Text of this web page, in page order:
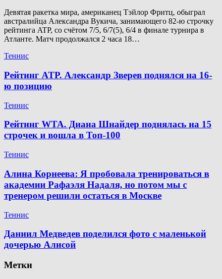
Девятая ракетка мира, американец Тэйлор Фритц, обыграл
австралийца Александра Вукича, занимающего 82-ю строчку
рейтинга ATP, со счётом 7/5, 6/7(5), 6/4 в финале турнира в
Атланте. Матч продолжался 2 часа 18…
Теннис
Рейтинг ATP. Александр Зверев поднялся на 16-
ю позицию
Теннис
Рейтинг WTA. Диана Шнайдер поднялась на 15
строчек и вошла в Топ-100
Теннис
Алина Корнеева: Я пробовала тренироваться в
академии Рафаэля Надаля, но потом мы с
тренером решили остаться в Москве
Теннис
Даниил Медведев поделился фото с маленькой
дочерью Алисой
Метки